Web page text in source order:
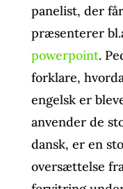
panelist, der
præsenterer
powerpoint.
forklare,
engelsk er
anvender de
dansk, er en
oversættelse